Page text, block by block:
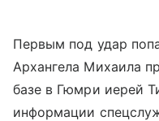
Первым под удар
Архангела Михаила
базе в Гюмри иерей
информации